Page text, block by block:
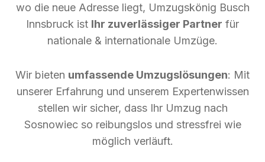
wo die neue Adresse liegt, Umzugskönig Busch
Innsbruck ist Ihr zuverlässiger Partner für
nationale & internationale Umzüge.
Wir bieten umfassende Umzugslösungen: Mit
unserer Erfahrung und unserem Expertenwissen
stellen wir sicher, dass Ihr Umzug nach
Sosnowiec so reibungslos und stressfrei wie
möglich verläuft.